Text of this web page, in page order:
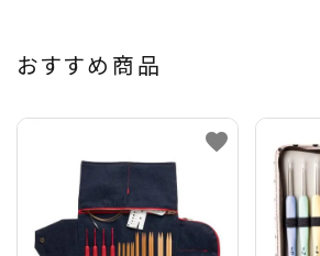
おすすめ商品
favorite